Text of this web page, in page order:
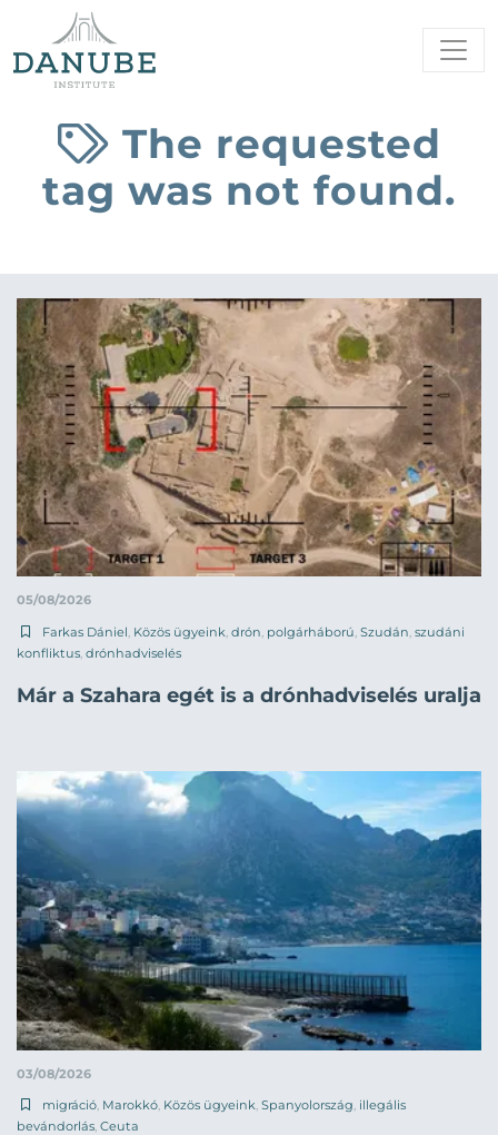
The requested
tag was not found.
05/08/2026
Farkas Dániel Közös ügyeink drón polgárháború Szudán szudáni
konfliktus drónhadviselés
Már a Szahara egét is a drónhadviselés uralja
03/08/2026
migráció Marokkó Közös ügyeink Spanyolország illegális
bevándorlás Ceuta